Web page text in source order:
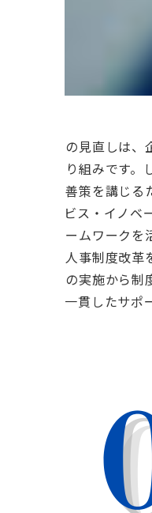
人事制度の見直しは
せない取り組みです
的確な改善策を講じ
す。サービス・イノ
自のフレームワーク
化された人事制度改
サーベイの実施から
プまで、一貫したサ